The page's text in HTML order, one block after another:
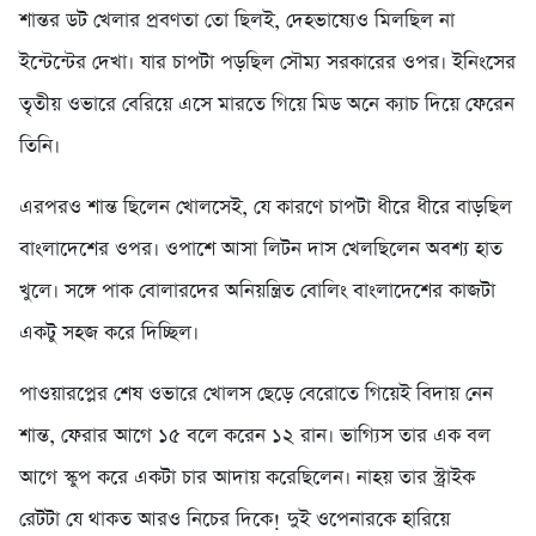
শান্তর ডট খেলার প্রবণতা তো ছিলই, দেহভাষ্যেও মিলছিল না
ইন্টেন্টের দেখা। যার চাপটা পড়ছিল সৌম্য সরকারের ওপর। ইনিংসের
তৃতীয় ওভারে বেরিয়ে এসে মারতে গিয়ে মিড অনে ক্যাচ দিয়ে ফেরেন
তিনি।
এরপরও শান্ত ছিলেন খোলসেই, যে কারণে চাপটা ধীরে ধীরে বাড়ছিল
বাংলাদেশের ওপর। ওপাশে আসা লিটন দাস খেলছিলেন অবশ্য হাত
খুলে। সঙ্গে পাক বোলারদের অনিয়ন্ত্রিত বোলিং বাংলাদেশের কাজটা
একটু সহজ করে দিচ্ছিল।
পাওয়ারপ্লের শেষ ওভারে খোলস ছেড়ে বেরোতে গিয়েই বিদায় নেন
শান্ত, ফেরার আগে ১৫ বলে করেন ১২ রান। ভাগ্যিস তার এক বল
আগে স্কুপ করে একটা চার আদায় করেছিলেন। নাহয় তার স্ট্রাইক
রেটটা যে থাকত আরও নিচের দিকে! দুই ওপেনারকে হারিয়ে